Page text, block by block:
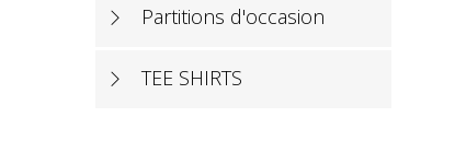
Partitions d'occasion
TEE SHIRTS